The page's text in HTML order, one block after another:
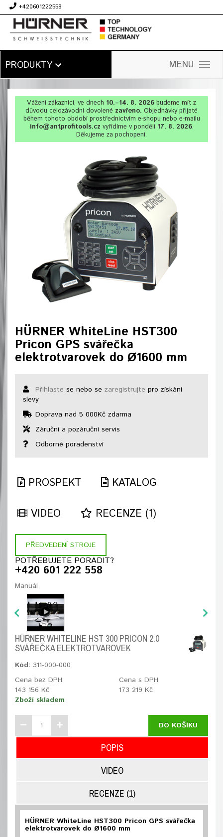
+420601222558
PRODUKTY MENU
Vážení zákazníci, ve dnech 10.–14. 8. 2026 budeme mít z
důvodu celozávodní dovolené zavřeno. Objednávky přijaté
během tohoto období prostřednictvím e-shopu nebo e-mailu
info@antprofitools.cz vyřídíme v pondělí 17. 8. 2026.
Děkujeme za pochopení.
HÜRNER WhiteLine HST300
Pricon GPS svářečka
elektrotvarovek do Ø1600 mm
Přihlaste se nebo se zaregistrujte pro získání
slevy
Doprava nad 5 000Kč zdarma
Záruční a pozáruční servis
Odborné poradenství
PROSPEKT KATALOG
VIDEO RECENZE (1)
PŘEDVEDENÍ STROJE
POTŘEBUJETE PORADIT?
+420 601 222 558
Manuál
HÜRNER WHITELINE HST 300 PRICON 2.0
SVÁŘEČKA ELEKTROTVAROVEK
Kód: 311-000-000
Cena bez DPH
143 156 Kč
Cena s DPH
173 219 Kč
Zboží skladem
DO KOŠÍKU
POPIS
VIDEO
RECENZE (1)
HÜRNER WhiteLine HST300 Pricon GPS svářečka
elektrotvarovek do Ø1600 mm